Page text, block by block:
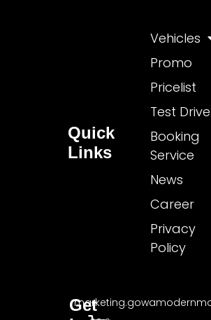
Quick
Links
Vehicles
Promo
Pricelist
Test Drive
Booking
Service
News
Career
Privacy
Policy
Get